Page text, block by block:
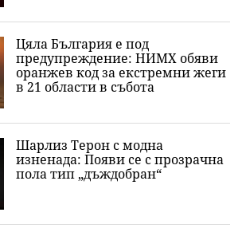
Цяла България е под
предупреждение: НИМХ обяви
оранжев код за екстремни жеги
в 21 области в събота
Шарлиз Терон с модна
изненада: Появи се с прозрачна
пола тип „дъждобран“